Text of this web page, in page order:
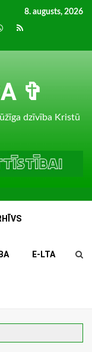
8. augusts, 2026
RSS
✞
dzīvība Kristū
E-LTA